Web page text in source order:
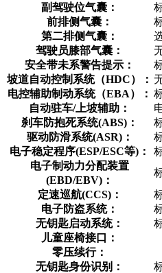
副驾驶位气囊：
前排侧气囊：
第二排侧气囊：
驾驶员膝部气囊：
安全带未系警告提示：
坡道自动控制系统（HDC）：
电控辅助制动系统（EBA）：
自动驻车/上坡辅助：
刹车防抱死系统(ABS)：
驱动防滑系统(ASR)：
电子稳定程序(ESP/ESC等)：
电子制动力分配装置
(EBD/EBV)：
定速巡航(CCS)：
电子防盗系统：
无钥匙启动系统：
儿童座椅接口：
零压续行：
无钥匙身份识别：